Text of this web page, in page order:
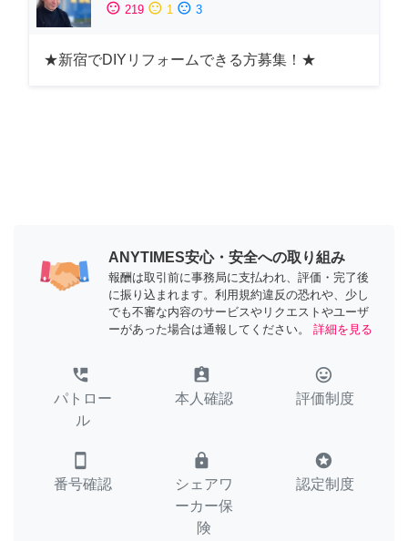
sentiment_satisfied 219 sentiment_neutral 1 sentiment_dissatisfied 3
★新宿でDIYリフォームできる方募集！★
ANYTIMES安心・安全への取り組み
報酬は取引前に事務局に支払われ、評価・完了後
に振り込まれます。利用規約違反の恐れや、少し
でも不審な内容のサービスやリクエストやユーザ
ーがあった場合は通報してください。
詳細を見る
perm_phone_msg
パトロー
ル
assignment_ind
本人確認
tag_faces
評価制度
smartphone
番号確認
lock
シェアワ
ーカー保
険
stars
認定制度